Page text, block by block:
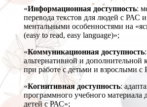
«Информационная доступность:
перевода текстов для людей с РАС
ментальными особенностями на
(easy to read, easy language)»;
«Коммуникационная доступность
альтернативной и дополнительной
при работе с детьми и взрослыми с
«Когнитивная доступность:
программного учебного материала
детей с РАС»;